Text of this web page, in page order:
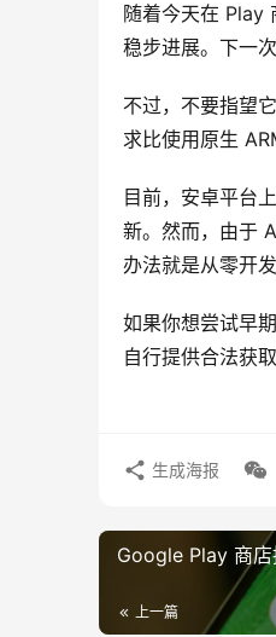
随着今天在 Play
稳步进展。下一
不过，不要指望
求比使用原生
目前，安卓平台
新。然而，由于
办法就是从零开
如果你想尝试早
自行提供合法获
生成海报
Google Play 商店
上一篇